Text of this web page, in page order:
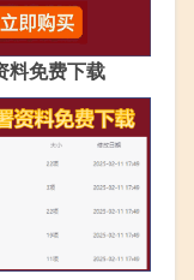
料免费下载